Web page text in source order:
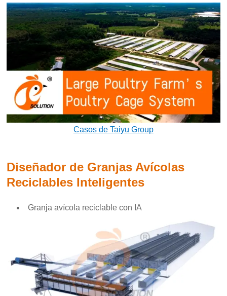
Casos de Taiyu Group
Diseñador de Granjas Avícolas
Reciclables Inteligentes
Granja avícola reciclable con IA